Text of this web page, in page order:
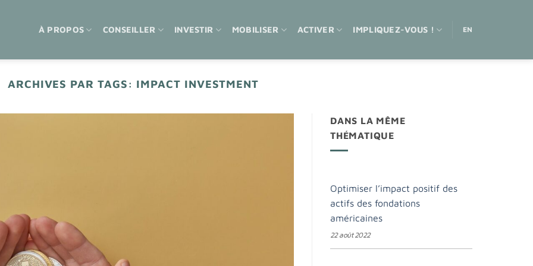
À PROPOS CONSEILLER INVESTIR MOBILISER ACTIVER IMPLIQUEZ-VOUS ! EN
ARCHIVES PAR TAGS: IMPACT INVESTMENT
DANS LA MÊME
THÉMATIQUE
Optimiser l’impact positif des
actifs des fondations
américaines
22 août 2022